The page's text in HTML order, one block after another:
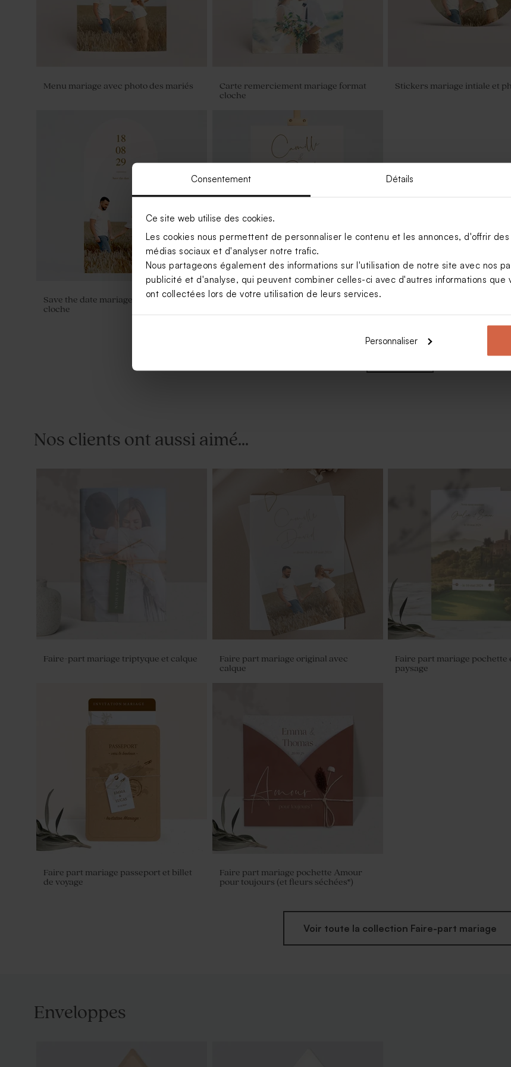
Consentement Détails
Ce site web utilise des cookies.
Les cookies nous permettent de personnaliser le contenu et les annonces, d'offrir
médias sociaux et d'analyser notre trafic.
Nous partageons également des informations sur l'utilisation de notre site avec nos
publicité et d'analyse, qui peuvent combiner celles-ci avec d'autres informations que
ont collectées lors de votre utilisation de leurs services.
Personnaliser
Menu mariage avec photo des mariés
Carte remerciement mariage format
cloche
Stickers mariage intiale et
Save the date mariage original format
cloche
Panneau bienvenue mariage avec
Nos clients ont aussi aimé...
Faire-part mariage triptyque et calque
Faire part mariage original avec
calque
Faire part mariage pochette
paysage
Faire part mariage passeport et billet
de voyage
Faire part mariage pochette Amour
pour toujours (et fleurs séchées*)
Voir toute la collection Faire-part mariage
Enveloppes